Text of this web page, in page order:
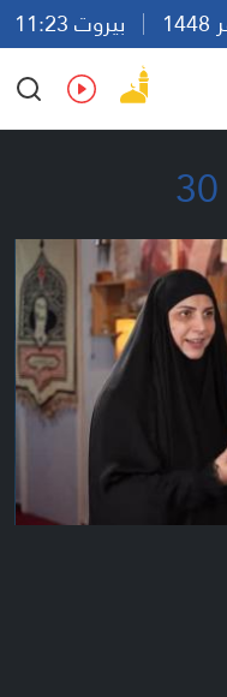
بيروت 11:23
Ar
En Fr Es